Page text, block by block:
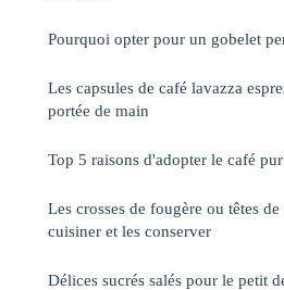
Pourquoi opter pour un gobelet
Les capsules de café lavazza
portée de main
Top 5 raisons d'adopter le café
Les crosses de fougère ou têtes
cuisiner et les conserver
Délices sucrés salés pour le petit